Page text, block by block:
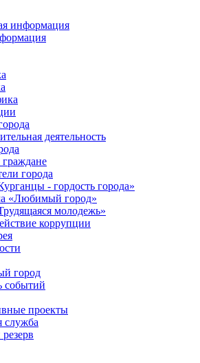
информация
деятельность
города
- гордость города»
«Любимый город»
молодежь»
коррупции
город
событий
проекты
служба